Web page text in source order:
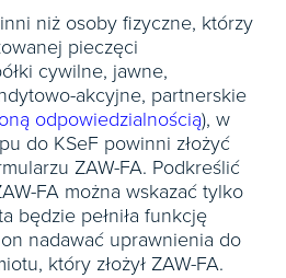
niż osoby fizyczne, którzy
pieczęci
cywilne, jawne,
akcyjne, partnerskie
odpowiedzialnością), w
do KSeF powinni złożyć
ZAW-FA. Podkreślić
FA można wskazać tylko
będzie pełniła funkcję
nadawać uprawnienia do
który złożył ZAW-FA.